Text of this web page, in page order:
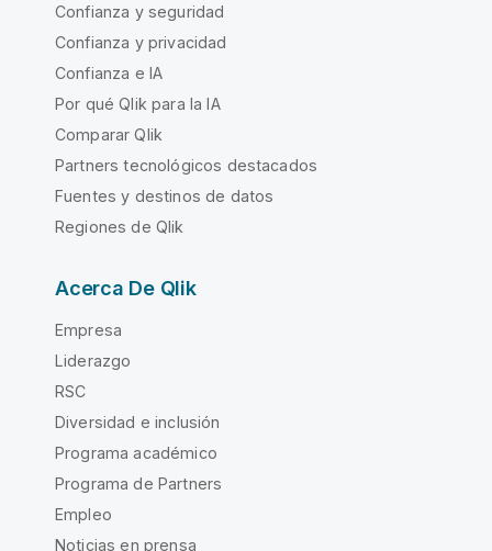
Confianza y seguridad
Confianza y privacidad
Confianza e IA
Por qué Qlik para la IA
Comparar Qlik
Partners tecnológicos destacados
Fuentes y destinos de datos
Regiones de Qlik
Acerca De Qlik
Empresa
Liderazgo
RSC
Diversidad e inclusión
Programa académico
Programa de Partners
Empleo
Noticias en prensa